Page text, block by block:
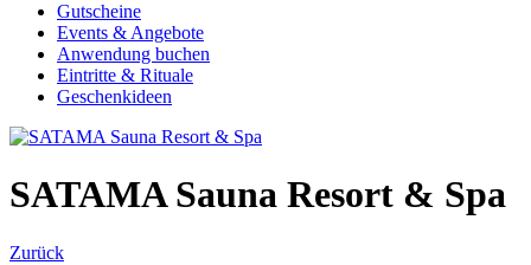
Gutscheine
Events & Angebote
Anwendung buchen
Eintritte & Rituale
Geschenkideen
SATAMA Sauna Resort & Spa
Zurück